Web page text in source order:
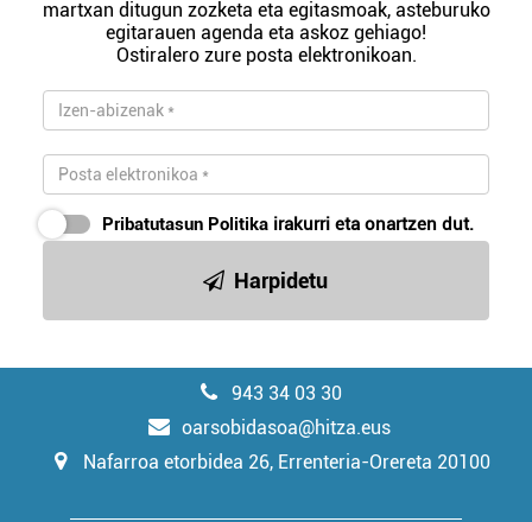
martxan ditugun zozketa eta egitasmoak, asteburuko
egitarauen agenda eta askoz gehiago!
Ostiralero zure posta elektronikoan.
Pribatutasun Politika irakurri eta onartzen dut.
Harpidetu
943 34 03 30
oarsobidasoa@hitza.eus
Nafarroa etorbidea 26, Errenteria-Orereta 20100